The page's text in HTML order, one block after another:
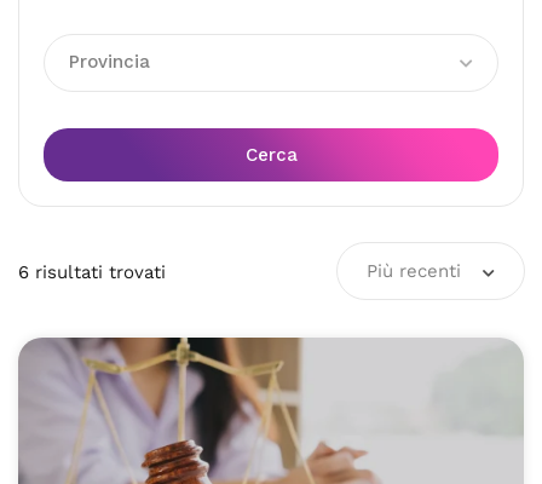
Provincia
Cerca
6 risultati trovati Più recenti